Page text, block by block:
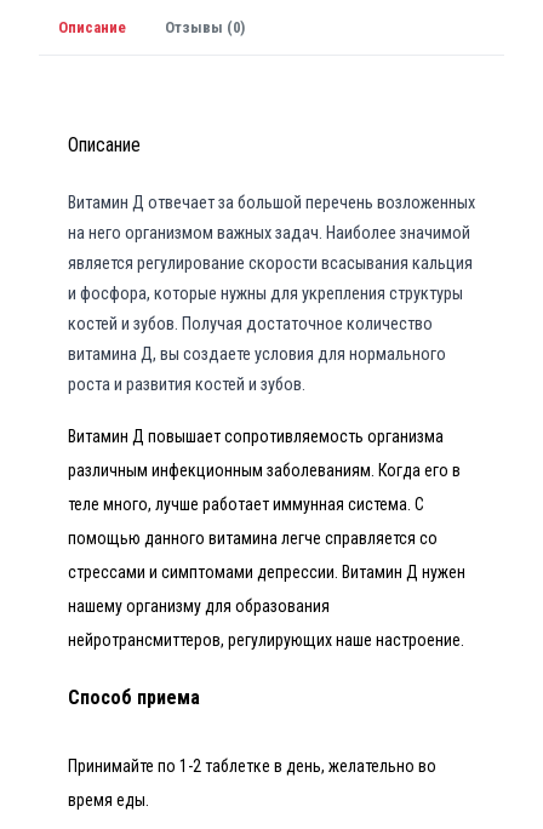
Описание Отзывы (0)
Описание
Витамин Д отвечает за большой перечень возложенных
на него организмом важных задач. Наиболее значимой
является регулирование скорости всасывания кальция
и фосфора, которые нужны для укрепления структуры
костей и зубов. Получая достаточное количество
витамина Д, вы создаете условия для нормального
роста и развития костей и зубов.
Витамин Д повышает сопротивляемость организма
различным инфекционным заболеваниям. Когда его в
теле много, лучше работает иммунная система. С
помощью данного витамина легче справляется со
стрессами и симптомами депрессии. Витамин Д нужен
нашему организму для образования
нейротрансмиттеров, регулирующих наше настроение.
Способ приема
Принимайте по 1-2 таблетке в день, желательно во
время еды.